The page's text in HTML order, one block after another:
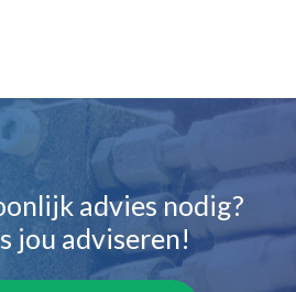
advies nodig?
jou adviseren!